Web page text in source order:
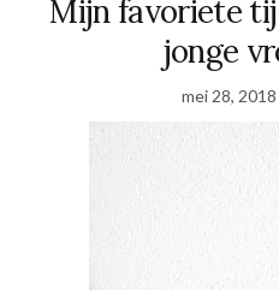
Mijn favoriete
jonge
mei 28, 2018